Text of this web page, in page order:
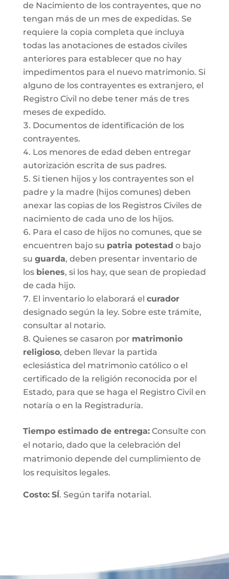
de Nacimiento de los contrayentes, que no
tengan más de un mes de expedidas. Se
requiere la copia completa que incluya
todas las anotaciones de estados civiles
anteriores para establecer que no hay
impedimentos para el nuevo matrimonio. Si
alguno de los contrayentes es extranjero, el
Registro Civil no debe tener más de tres
meses de expedido.
Documentos de identificación de los
contrayentes.
Los menores de edad deben entregar
autorización escrita de sus padres.
Si tienen hijos y los contrayentes son el
padre y la madre (hijos comunes) deben
anexar las copias de los Registros Civiles de
nacimiento de cada uno de los hijos.
Para el caso de hijos no comunes, que se
encuentren bajo su patria potestad o bajo
su guarda, deben presentar inventario de
los bienes, si los hay, que sean de propiedad
de cada hijo.
El inventario lo elaborará el curador
designado según la ley. Sobre este trámite,
consultar al notario.
Quienes se casaron por matrimonio
religioso, deben llevar la partida
eclesiástica del matrimonio católico o el
certificado de la religión reconocida por el
Estado, para que se haga el Registro Civil en
notaría o en la Registraduría.
Tiempo estimado de entrega:Consulte con
el notario, dado que la celebración del
matrimonio depende del cumplimiento de
los requisitos legales.
Costo: SÍ. Según tarifa notarial.